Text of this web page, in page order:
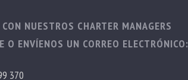
NUESTROS CHARTER MANAGERS
O ENVÍENOS UN CORREO ELECTRÓNICO:
370